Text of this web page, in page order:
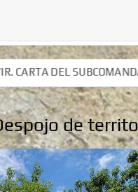
INSURGENTE MOISÉS A
INSURGENTE MOISÉS A
de